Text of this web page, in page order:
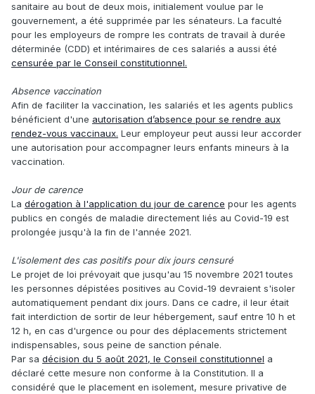
sanitaire au bout de deux mois, initialement voulue par le
gouvernement, a été supprimée par les sénateurs. La faculté
pour les employeurs de rompre les contrats de travail à durée
déterminée (CDD) et intérimaires de ces salariés a aussi été
censurée par le Conseil constitutionnel.
Absence vaccination
Afin de faciliter la vaccination, les salariés et les agents publics
bénéficient d'une autorisation d’absence pour se rendre aux
rendez-vous vaccinaux. Leur employeur peut aussi leur accorder
une autorisation pour accompagner leurs enfants mineurs à la
vaccination.
Jour de carence
La dérogation à l'application du jour de carence pour les agents
publics en congés de maladie directement liés au Covid-19 est
prolongée jusqu'à la fin de l'année 2021.
L'isolement des cas positifs pour dix jours censuré
Le projet de loi prévoyait que jusqu'au 15 novembre 2021 toutes
les personnes dépistées positives au Covid-19 devraient s'isoler
automatiquement pendant dix jours. Dans ce cadre, il leur était
fait interdiction de sortir de leur hébergement, sauf entre 10 h et
12 h, en cas d'urgence ou pour des déplacements strictement
indispensables, sous peine de sanction pénale.
Par sa décision du 5 août 2021, le Conseil constitutionnel a
déclaré cette mesure non conforme à la Constitution. Il a
considéré que le placement en isolement, mesure privative de